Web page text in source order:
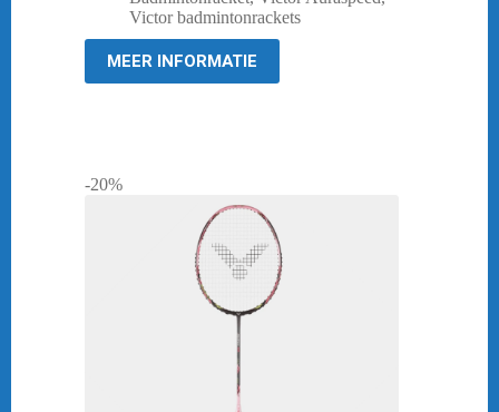
was:
€ 99,95.
is:
€ 79,95.
Victor badmintonrackets
MEER INFORMATIE
-20%